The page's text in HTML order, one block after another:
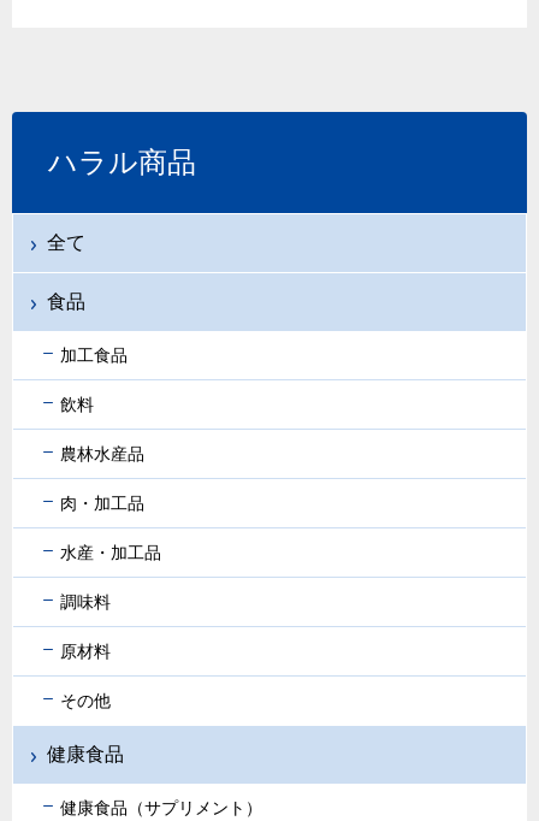
ハラル商品
全て
食品
加工食品
飲料
農林水産品
肉・加工品
水産・加工品
調味料
原材料
その他
健康食品
健康食品（サプリメント）